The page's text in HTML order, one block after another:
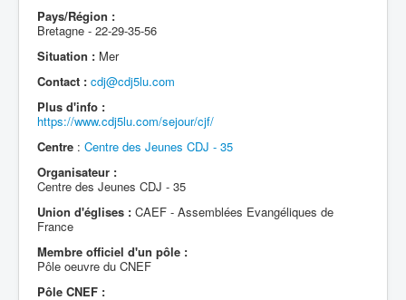
Pays/Région :
Bretagne - 22-29-35-56
Situation : Mer
Contact : cdj@cdj5lu.com
Plus d'info :
https://www.cdj5lu.com/sejour/cjf/
Centre : Centre des Jeunes CDJ - 35
Organisateur :
Centre des Jeunes CDJ - 35
Union d'églises : CAEF - Assemblées Evangéliques de
France
Membre officiel d'un pôle :
Pôle oeuvre du CNEF
Pôle CNEF :